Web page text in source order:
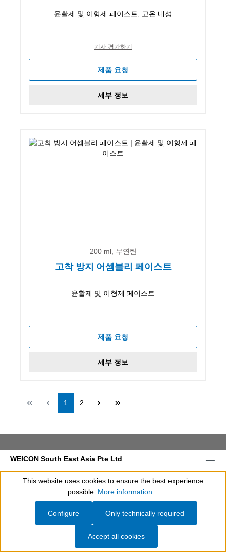
윤활제 및 이형제 페이스트, 고온 내성
기사 평가하기
제품 요청
세부 정보
200 ml, 무연탄
고착 방지 어셈블리 페이스트
윤활제 및 이형제 페이스트
제품 요청
세부 정보
Page
1 Page
2
WEICON South East Asia Pte Ltd
임프린트 일반 이용 약관 Cookie settings
Show toolbar
This website uses cookies to ensure the best experience
possible. More information...
Only technically required
Configure
Accept all cookies